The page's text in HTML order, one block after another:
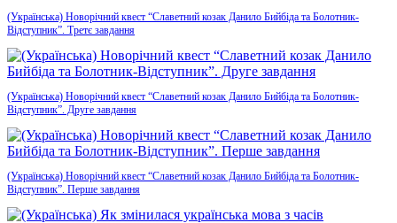
(Українська) Новорічний квест “Славетний козак Данило Бийбіда та Болотник-
Відступник”. Третє завдання
(Українська) Новорічний квест “Славетний козак Данило Бийбіда та Болотник-
Відступник”. Друге завдання
(Українська) Новорічний квест “Славетний козак Данило Бийбіда та Болотник-
Відступник”. Перше завдання